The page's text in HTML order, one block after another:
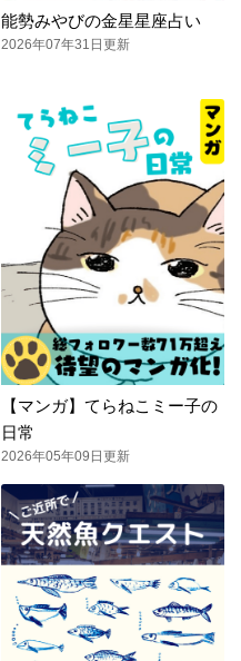
能勢みやびの金星星座占い
2026年07年31日更新
【マンガ】てらねこミー子の
日常
2026年05年09日更新